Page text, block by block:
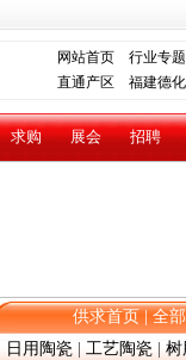
网站首页
行业专题
直通产区 福建德化
求购 展会 招聘
供求首页|全部
日用陶瓷| 工艺陶瓷| 树